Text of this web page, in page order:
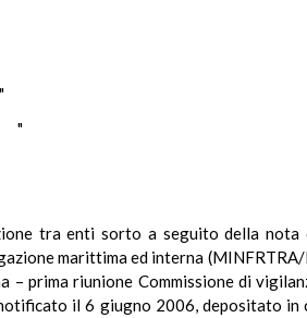
"
tra enti sorto a seguito della
marittima ed interna
prima riunione Commissione di
il 6 giugno 2006, depositato